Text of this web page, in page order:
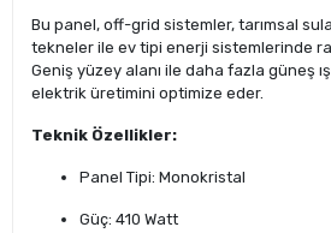
Bu panel, off-grid sistemler, tarımsal
tekneler ile ev tipi enerji sistemlerinde
Geniş yüzey alanı ile daha fazla güneş
elektrik üretimini optimize eder.
Teknik Özellikler:
Panel Tipi: Monokristal
Güç: 410 Watt